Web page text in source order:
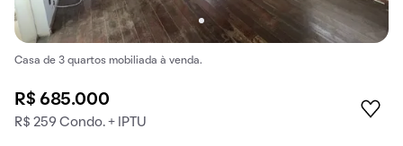
Casa de 3 quartos mobiliada à venda.
R$ 685.000
R$ 259 Condo. + IPTU